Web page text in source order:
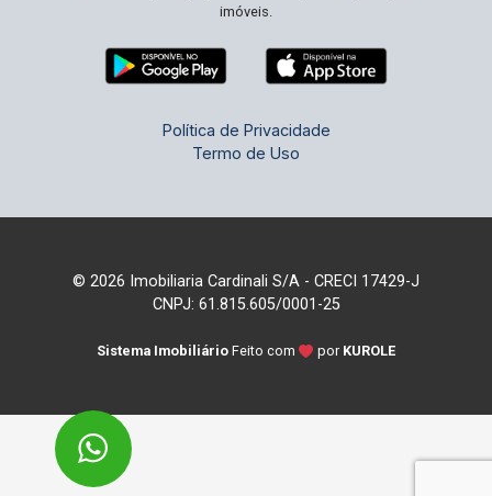
imóveis.
Política de Privacidade
Termo de Uso
© 2026 Imobiliaria Cardinali S/A - CRECI 17429-J
CNPJ: 61.815.605/0001-25
Sistema Imobiliário Feito com por KUROLE